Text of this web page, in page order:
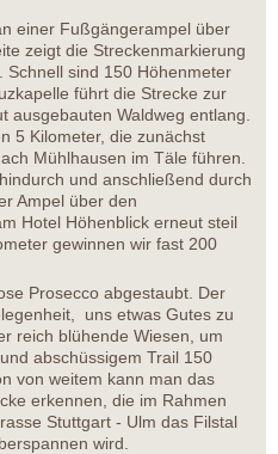
einer Fußgängerampel über
zeigt die Streckenmarkierung
sind 150 Höhenmeter
führt die Strecke zur
ausgebauten Waldweg entlang.
5 Kilometer, die zunächst
Mühlhausen im Täle führen.
und anschließend durch
Ampel über den
Hotel Höhenblick erneut steil
gewinnen wir fast 200
Prosecco abgestaubt. Der
uns etwas Gutes zu
reich blühende Wiesen, um
abschüssigem Trail 150
von weitem kann man das
erkennen, die im Rahmen
Stuttgart - Ulm das Filstal
wird.